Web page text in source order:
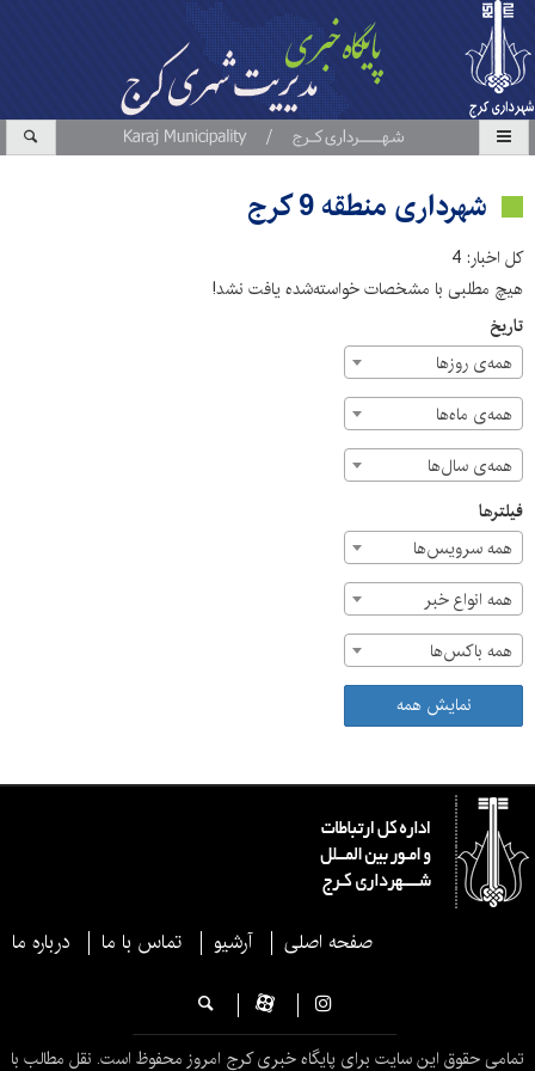
شهرداری منطقه 9 کرج
کل اخبار: 4
هیچ مطلبی با مشخصات خواسته‌شده یافت نشد!
تاریخ
همه‌ی روزها
همه‌ی ماه‌ها
همه‌ی سال‌ها
فیلترها
همه سرویس‌ها
همه انواع خبر
همه باکس‌ها
نمایش همه
صفحه اصلی آرشیو تماس با ما درباره ما
تمامی حقوق این سایت برای پایگاه خبری کرج امروز محفوظ است. نقل مطالب با